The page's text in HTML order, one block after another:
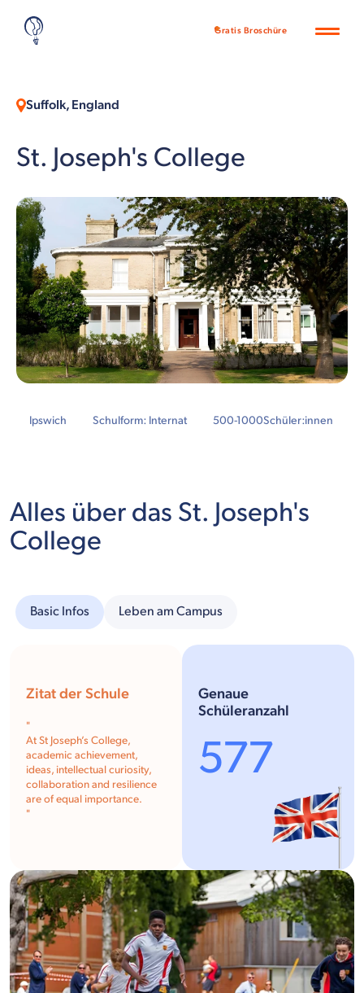
Gratis Broschüre
Suffolk, England
St. Joseph's College
Ipswich Schulform: Internat 500-1000Schüler:innen
Alles über das St. Joseph's
College
Basic Infos Leben am Campus
Zitat der Schule
"
At St Joseph’s College,
academic achievement,
ideas, intellectual curiosity,
collaboration and resilience
are of equal importance.
"
Genaue
Schüleranzahl
577